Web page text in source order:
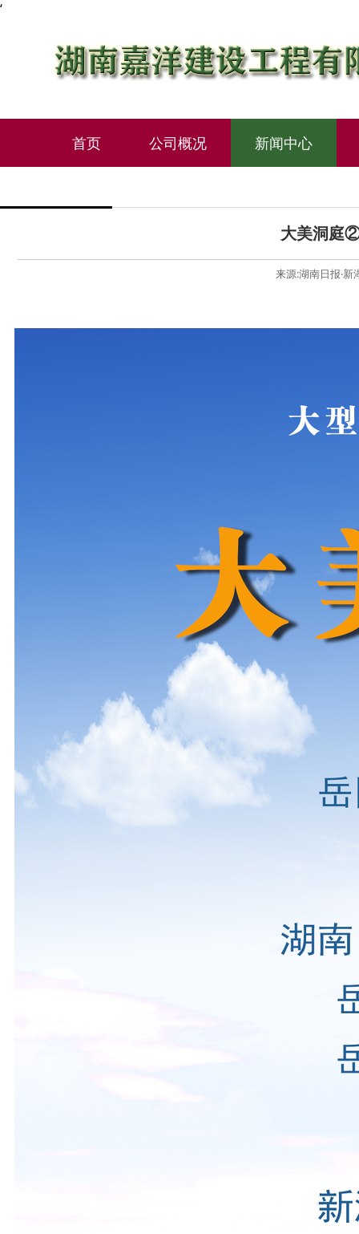
‘
首页 公司概况 新闻中心
大美洞庭
来源:湖南日报·